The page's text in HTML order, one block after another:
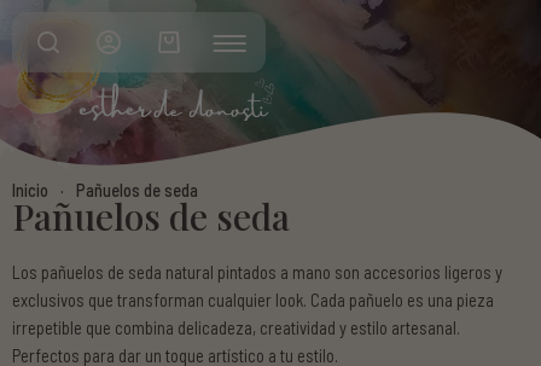
Inicio · Pañuelos de seda
Pañuelos de seda
Los pañuelos de seda natural pintados a mano son accesorios ligeros y
exclusivos que transforman cualquier look. Cada pañuelo es una pieza
irrepetible que combina delicadeza, creatividad y estilo artesanal.
Perfectos para dar un toque artístico a tu estilo.
GASTOS DE ENVÍO
PLAZOS DE ENTREGA
CAMBIOS Y DEVOLUCIONES
PREGUNTAS FRECUENTES
AVISO LEGAL
POLÍTICA DE PRIVACIDAD
TÉRMINOS Y CONDICIONES
POLÍTICA DE COOKIES